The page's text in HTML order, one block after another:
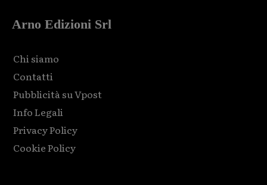
Arno Edizioni Srl
Chi siamo
Contatti
Pubblicità su Vpost
Info Legali
Privacy Policy
Cookie Policy